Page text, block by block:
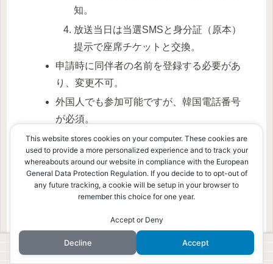
知。
放送当日は当選SMSと身分証（原本）
提示で座席チケットと交換。
申請時に同伴者の名前を登録する必要があ
り、変更不可。
外国人でも参加可能ですが、韓国電話番号
が必須。
出退勤観覧: KBSホール周辺で出退勤が見られる
可能性があります。汝矣島エリアはファン活動
が活発で、放送日には多くのファンが集まるた
め、混雑に注意。
通話・SMS機能付き
home profile site map Privacy Policy site policy contact
This website stores cookies on your computer. These cookies are
used to provide a more personalized experience and to track your
whereabouts around our website in compliance with the European
General Data Protection Regulation. If you decide to to opt-out of
any future tracking, a cookie will be setup in your browser to
remember this choice for one year.
Accept or Deny
Decline Accept